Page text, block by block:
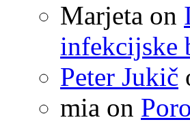
Marjeta on
infekcijske
Peter Jukič
mia on